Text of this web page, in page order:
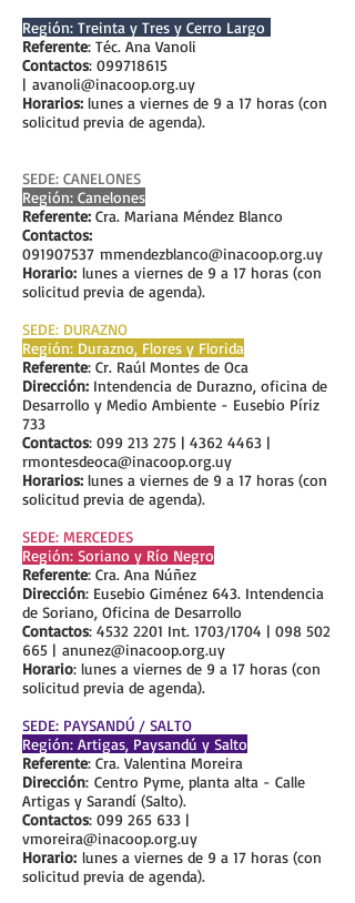
Región: Treinta y Tres y Cerro Largo
Referente: Téc. Ana Vanoli
Contactos: 099718615
| avanoli@inacoop.org.uy
Horarios: lunes a viernes de 9 a 17 horas (con
solicitud previa de agenda).
SEDE: CANELONES
Región: Canelones
Referente: Cra. Mariana Méndez Blanco
Contactos:
091907537 mmendezblanco@inacoop.org.uy
Horario: lunes a viernes de 9 a 17 horas (con
solicitud previa de agenda).
SEDE: DURAZNO
Región: Durazno, Flores y Florida
Referente: Cr. Raúl Montes de Oca
Dirección: Intendencia de Durazno, oficina de
Desarrollo y Medio Ambiente - Eusebio Píriz
733
Contactos: 099 213 275 | 4362 4463 |
rmontesdeoca@inacoop.org.uy
Horarios: lunes a viernes de 9 a 17 horas (con
solicitud previa de agenda).
SEDE: MERCEDES
Región: Soriano y Río Negro
Referente: Cra. Ana Núñez
Dirección: Eusebio Giménez 643. Intendencia
de Soriano, Oficina de Desarrollo
Contactos: 4532 2201 Int. 1703/1704 | 098 502
665 | anunez@inacoop.org.uy
Horario: lunes a viernes de 9 a 17 horas (con
solicitud previa de agenda).
SEDE: PAYSANDÚ / SALTO
Región: Artigas, Paysandú y Salto
Referente: Cra. Valentina Moreira
Dirección: Centro Pyme, planta alta - Calle
Artigas y Sarandí (Salto).
Contactos: 099 265 633 |
vmoreira@inacoop.org.uy
Horario: lunes a viernes de 9 a 17 horas (con
solicitud previa de agenda).